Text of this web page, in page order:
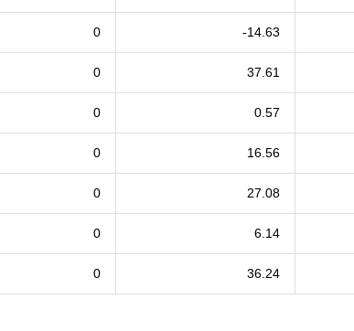
0 -14.63
0 37.61
0 0.57
0 16.56
0 27.08
0 6.14
0 36.24